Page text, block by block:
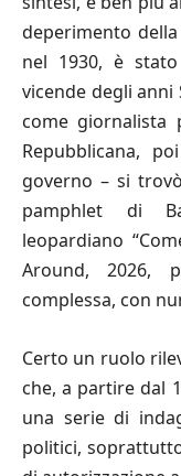
deperimento
nel 1930, è
vicende degli
come giornalista
Repubblicana,
governo – si
pamphlet di
leopardiano
Around, 2026,
complessa, con
Certo un ruolo
che, a partire dal
una serie di
politici,